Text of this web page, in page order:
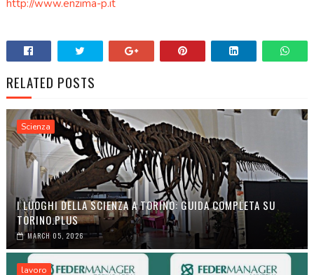
http://www.enzima-p.it
RELATED POSTS
Scienza
I LUOGHI DELLA SCIENZA A TORINO: GUIDA COMPLETA SU
TORINO.PLUS
MARCH 05, 2026
lavoro